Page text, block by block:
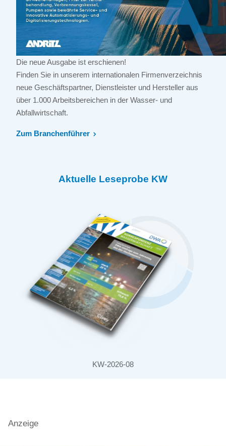
Die neue Ausgabe ist erschienen!
Finden Sie in unserem internationalen Firmenverzeichnis
neue Geschäftspartner, Dienstleister und Hersteller aus
über 1.000 Arbeitsbereichen in der Wasser- und
Abfallwirtschaft.
Zum Branchenführer
Aktuelle Leseprobe KW
KW-2026-08
Anzeige